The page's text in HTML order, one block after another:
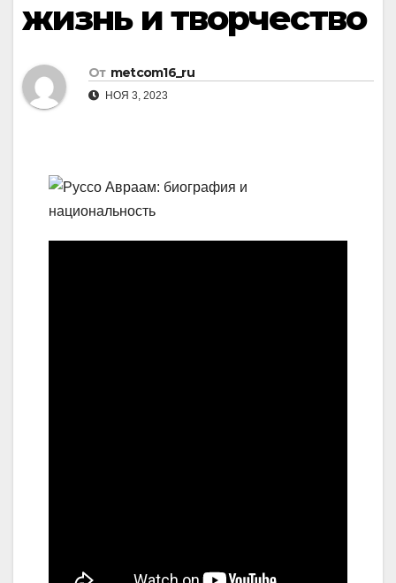
жизнь и творчество
От metcom16_ru
НОЯ 3, 2023